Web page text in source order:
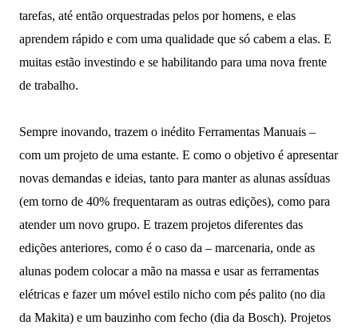
tarefas, até então orquestradas pelos por homens, e elas
aprendem rápido e com uma qualidade que só cabem a elas. E
muitas estão investindo e se habilitando para uma nova frente
de trabalho.
Sempre inovando, trazem o inédito Ferramentas Manuais –
com um projeto de uma estante. E como o objetivo é apresentar
novas demandas e ideias, tanto para manter as alunas assíduas
(em torno de 40% frequentaram as outras edições), como para
atender um novo grupo. E trazem projetos diferentes das
edições anteriores, como é o caso da – marcenaria, onde as
alunas podem colocar a mão na massa e usar as ferramentas
elétricas e fazer um móvel estilo nicho com pés palito (no dia
da Makita) e um bauzinho com fecho (dia da Bosch). Projetos